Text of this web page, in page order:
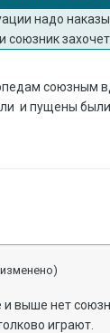
надо
союзник
союзным
и пущены
и выше нет
играют.